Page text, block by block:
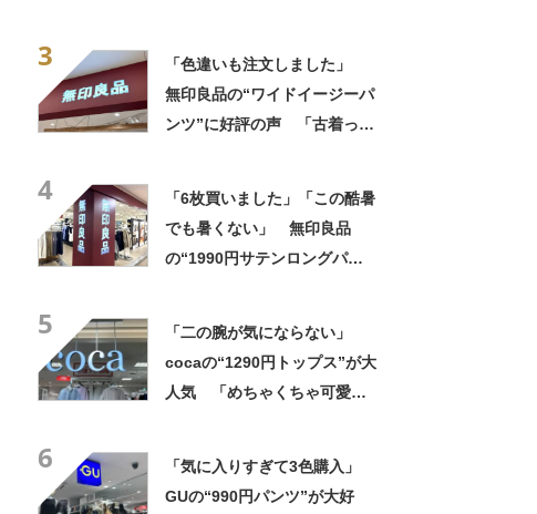
3
「色違いも注文しました」
無印良品の“ワイドイージーパ
ンツ”に好評の声 「古着っぽ
4
「6枚買いました」「この酷暑
でも暑くない」 無印良品
の“1990円サテンロングパン
5
「二の腕が気にならない」
cocaの“1290円トップス”が大
人気 「めちゃくちゃ可愛
6
「気に入りすぎて3色購入」
GUの“990円パンツ”が大好